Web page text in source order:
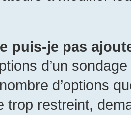
puis-je pas
d’un
d’options
trop restreint,